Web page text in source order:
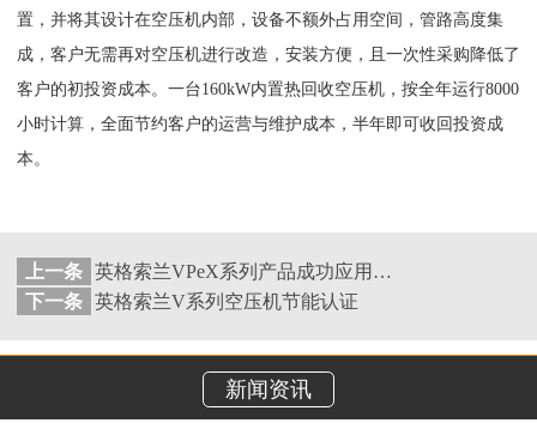
置，并将其设计在空压机内部，设备不额外占用空间，管路高度集
成，客户无需再对空压机进行改造，安装方便，且一次性采购降低了
客户的初投资成本。一台160kW内置热回收空压机，按全年运行8000
小时计算，全面节约客户的运营与维护成本，半年即可收回投资成
本。
上一条
英格索兰VPeX系列产品成功应用于海洋平台项目
下一条 英格索兰V系列空压机节能认证
新闻资讯